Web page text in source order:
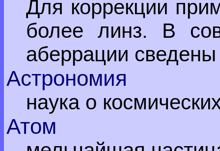
Для коррекции
более линз. В
аберрации
Астрономия
наука о
Атом